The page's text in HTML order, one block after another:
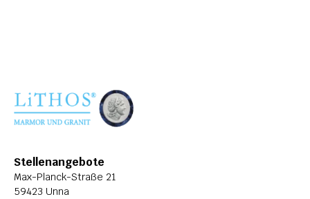
Stellenangebote
Max-Planck-Straße 21
59423 Unna